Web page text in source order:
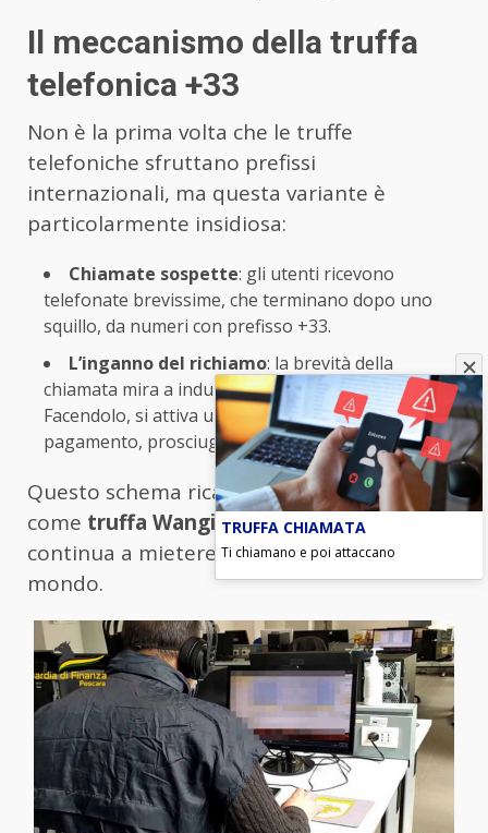
Il meccanismo della truffa
telefonica +33
Non è la prima volta che le truffe
telefoniche sfruttano prefissi
internazionali, ma questa variante è
particolarmente insidiosa:
Chiamate sospette: gli utenti ricevono
telefonate brevissime, che terminano dopo uno
squillo, da numeri con prefisso +33.
L’inganno del richiamo: la brevità della
chiamata mira a indurre le vittime a richiamare.
Facendolo, si attiva un costoso servizio a
pagamento, prosciugando rapidamente il credito.
Questo schema ricalca la tecnica nota
come truffa Wangiri, una tattica che
continua a mietere vittime in tutto il
mondo.
TRUFFA CHIAMATA
Ti chiamano e poi attaccano